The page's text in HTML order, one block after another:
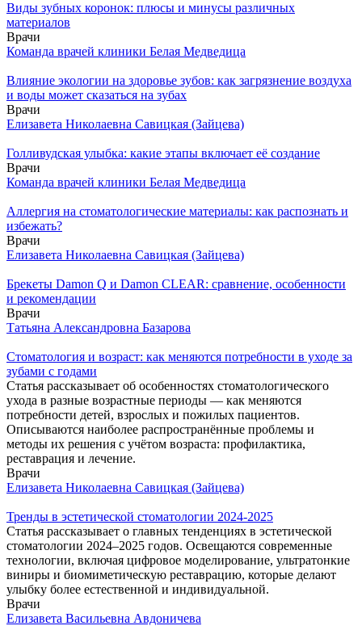
Виды зубных коронок: плюсы и минусы различных
материалов
Врачи
Команда врачей клиники Белая Медведица
Влияние экологии на здоровье зубов: как загрязнение воздуха
и воды может сказаться на зубах
Врачи
Елизавета Николаевна Савицкая (Зайцева)
Голливудская улыбка: какие этапы включает её создание
Врачи
Команда врачей клиники Белая Медведица
Аллергия на стоматологические материалы: как распознать и
избежать?
Врачи
Елизавета Николаевна Савицкая (Зайцева)
Брекеты Damon Q и Damon CLEAR: сравнение, особенности
и рекомендации
Врачи
Татьяна Александровна Базарова
Стоматология и возраст: как меняются потребности в уходе за
зубами с годами
Статья рассказывает об особенностях стоматологического
ухода в разные возрастные периоды — как меняются
потребности детей, взрослых и пожилых пациентов.
Описываются наиболее распространённые проблемы и
методы их решения с учётом возраста: профилактика,
реставрация и лечение.
Врачи
Елизавета Николаевна Савицкая (Зайцева)
Тренды в эстетической стоматологии 2024-2025
Статья рассказывает о главных тенденциях в эстетической
стоматологии 2024–2025 годов. Освещаются современные
технологии, включая цифровое моделирование, ультратонкие
виниры и биомиметическую реставрацию, которые делают
улыбку более естественной и индивидуальной.
Врачи
Елизавета Васильевна Авдоничева